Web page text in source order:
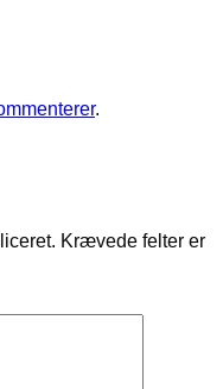
.
Krævede felter er